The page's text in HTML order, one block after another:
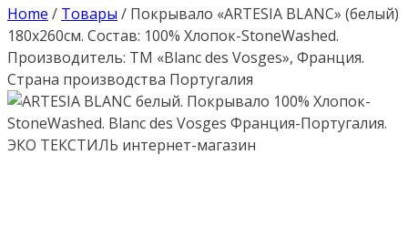
Home / Товары / Покрывало «ARTESIA BLANC» (белый)
180х260см. Состав: 100% Хлопок-StoneWashed.
Производитель: ТМ «Blanc des Vosges», Франция.
Страна производства Португалия